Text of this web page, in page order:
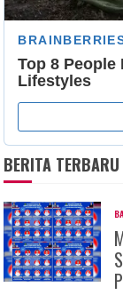
BERITA TERBARU